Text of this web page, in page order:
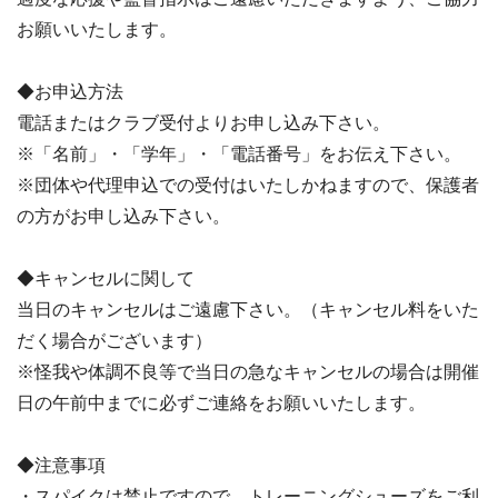
お願いいたします。
◆お申込方法
電話またはクラブ受付よりお申し込み下さい。
※「名前」・「学年」・「電話番号」をお伝え下さい。
※団体や代理申込での受付はいたしかねますので、保護者
の方がお申し込み下さい。
◆キャンセルに関して
当日のキャンセルはご遠慮下さい。（キャンセル料をいた
だく場合がございます）
※怪我や体調不良等で当日の急なキャンセルの場合は開催
日の午前中までに必ずご連絡をお願いいたします。
◆注意事項